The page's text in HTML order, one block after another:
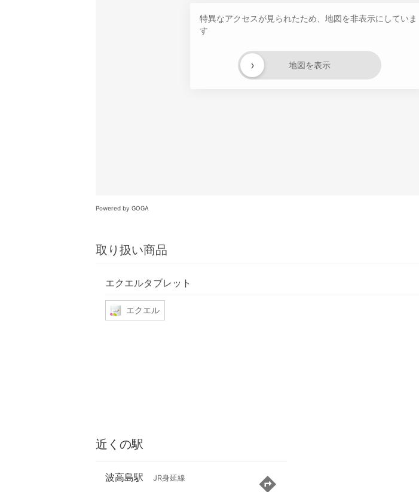
特異なアクセスが見られたため、地図を非表示にしていま
す
地図を表示
›
Powered by GOGA
取り扱い商品
エクエルタブレット
エクエル
近くの駅
波高島駅 JR身延線